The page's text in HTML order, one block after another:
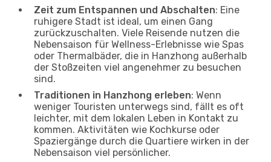
Zeit zum Entspannen und Abschalten: Eine
ruhigere Stadt ist ideal, um einen Gang
zurückzuschalten. Viele Reisende nutzen die
Nebensaison für Wellness-Erlebnisse wie Spas
oder Thermalbäder, die in Hanzhong außerhalb
der Stoßzeiten viel angenehmer zu besuchen
sind.
Traditionen in Hanzhong erleben: Wenn
weniger Touristen unterwegs sind, fällt es oft
leichter, mit dem lokalen Leben in Kontakt zu
kommen. Aktivitäten wie Kochkurse oder
Spaziergänge durch die Quartiere wirken in der
Nebensaison viel persönlicher.